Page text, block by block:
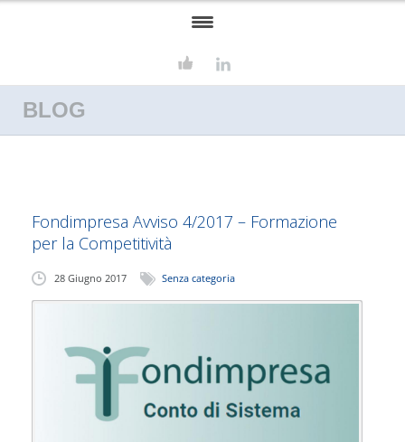
ASSOSERVIZI
CONSULENZA AZIENDALE
EUROPROGETTAZIONE
CULTURE BLOG
BLOG
Fondimpresa Avviso 4/2017 – Formazione
per la Competitività
28 Giugno 2017 Senza categoria